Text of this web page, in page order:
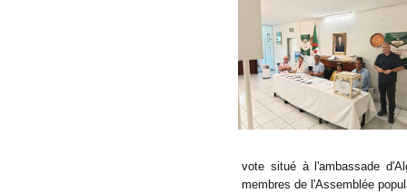
vote situé à l'ambassade
membres de l'Assemblée